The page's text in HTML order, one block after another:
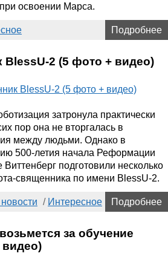
освоении Марса.
Подробнее
BlessU-2 (5 фото + видео)
затронула практически
пор она не вторгалась в
между людьми. Однако в
500-летия начала Реформации
Виттенберг подготовили несколько
священника по имени BlessU-2.
/ Интересное Подробнее
за обучение
видео)